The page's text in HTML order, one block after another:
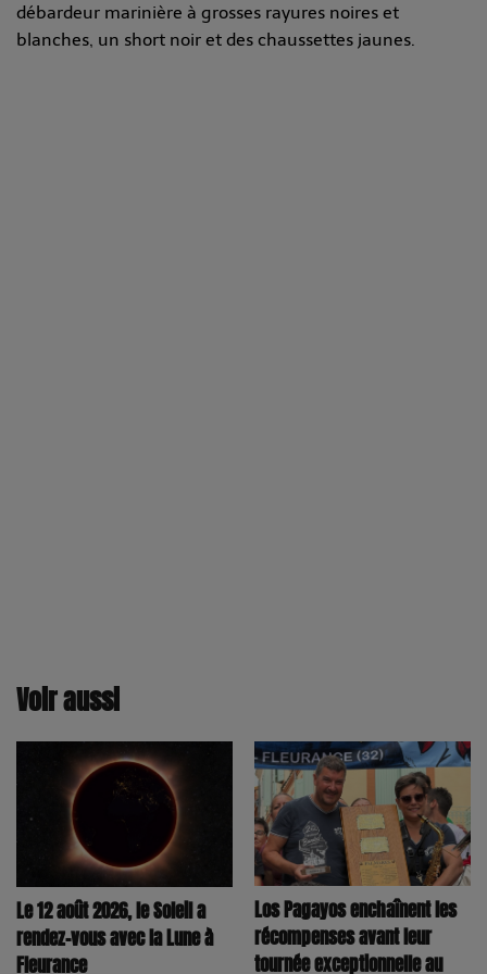
débardeur marinière à grosses rayures noires et
blanches, un short noir et des chaussettes jaunes.
Voir aussi
Le 12 août 2026, le Soleil a
rendez-vous avec la Lune à
Fleurance
Los Pagayos enchaînent les
récompenses avant leur
tournée exceptionnelle au